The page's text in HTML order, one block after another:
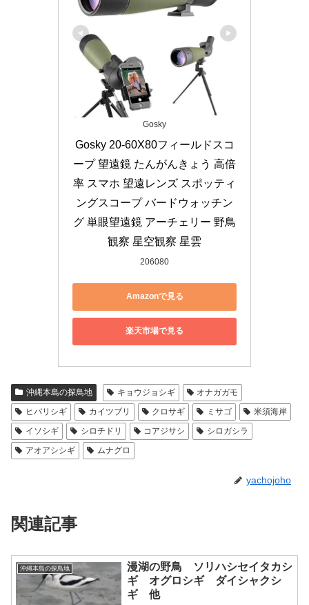
Gosky
Gosky 20-60X80フィールドスコ
ープ 望遠鏡 たんがんきょう 高倍
率 スマホ 望遠レンズ スポッティ
ングスコープ バードウォッチン
グ 単眼望遠鏡 アーチェリー 野鳥
観察 星空観察 星雲
206080
Amazonで見る
楽天市場で見る
沖縄本島の探鳥地 キョウジョシギ
オナガガモ
ヒバリシギ
カイツブリ クロサギ ミサゴ
米須海岸
イソシギ
シロチドリ コアジサシ
シロガシラ
アオアシシギ
ムナグロ
yachojoho
関連記事
沖縄本島の探鳥地
漫湖の野鳥 ソリハシセイタカシ
ギ オグロシギ ダイシャクシ
ギ 他